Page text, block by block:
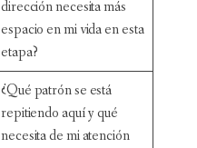
dirección necesita más
espacio en mi vida en esta
etapa?
¿Qué patrón se está
repitiendo aquí y qué
necesita de mi atención